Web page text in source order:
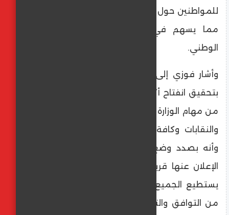
للمواطنين حول السياسات والقرارات الحكومية،
مما يسهم في بناء الثقة وتعزيز الانتماء
الوطني.
وأشار فوزي إلى أن التواصل السياسي يسمح
بتحقيق انفتاح أكبر على المجتمع وأنه سيكون
من مهام الوزارة التواصل مع الأحزاب والاتحادات
والنقابات وكافة مؤسسات المجتمع المدني،
وأنه بصدد وضع سياسة في هذا الشأن يتم
الإعلان عنها قريبًا، لافتا إلى أهمية ذلك حتى
يستطيع الجميع أن يكون على مسافة واحدة
من التوافق والتفاهم والتغلب على التحديات،